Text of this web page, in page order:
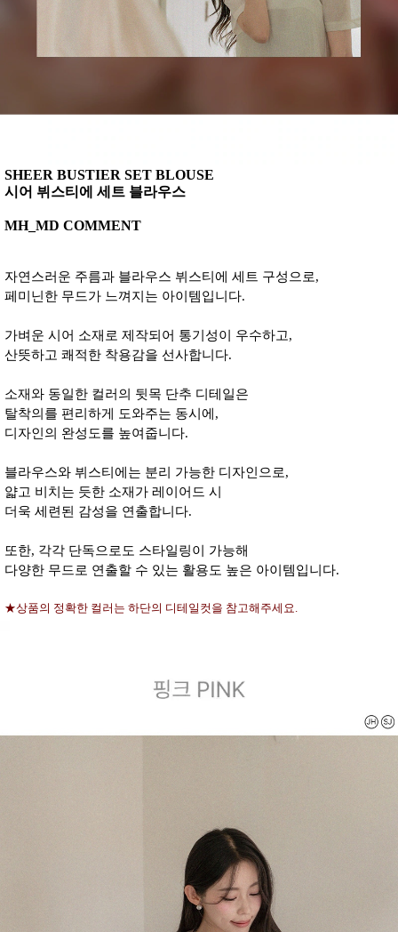
SHEER BUSTIER SET BLOUSE
시어 뷔스티에 세트 블라우스
MH_MD COMMENT
자연스러운 주름과 블라우스 뷔스티에 세트 구성으로,
페미닌한 무드가 느껴지는 아이템입니다.
가벼운 시어 소재로 제작되어 통기성이 우수하고,
산뜻하고 쾌적한 착용감을 선사합니다.
소재와 동일한 컬러의 뒷목 단추 디테일은
탈착의를 편리하게 도와주는 동시에,
디자인의 완성도를 높여줍니다.
블라우스와 뷔스티에는 분리 가능한 디자인으로,
얇고 비치는 듯한 소재가 레이어드 시
더욱 세련된 감성을 연출합니다.
또한, 각각 단독으로도 스타일링이 가능해
다양한 무드로 연출할 수 있는 활용도 높은 아이템입니다.
★상품의 정확한 컬러는 하단의 디테일컷을 참고해주세요.